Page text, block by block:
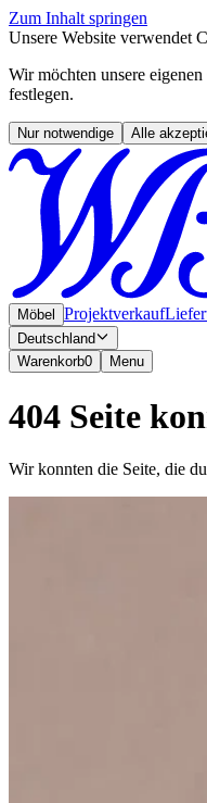
Zum Inhalt springen
Unsere Website verwendet
Wir möchten unsere
festlegen.
Nur notwendige Alle
Möbel Projektverkauf
Deutschland
Warenkorb0 Menu
404 Seite
Wir konnten die Seite, die